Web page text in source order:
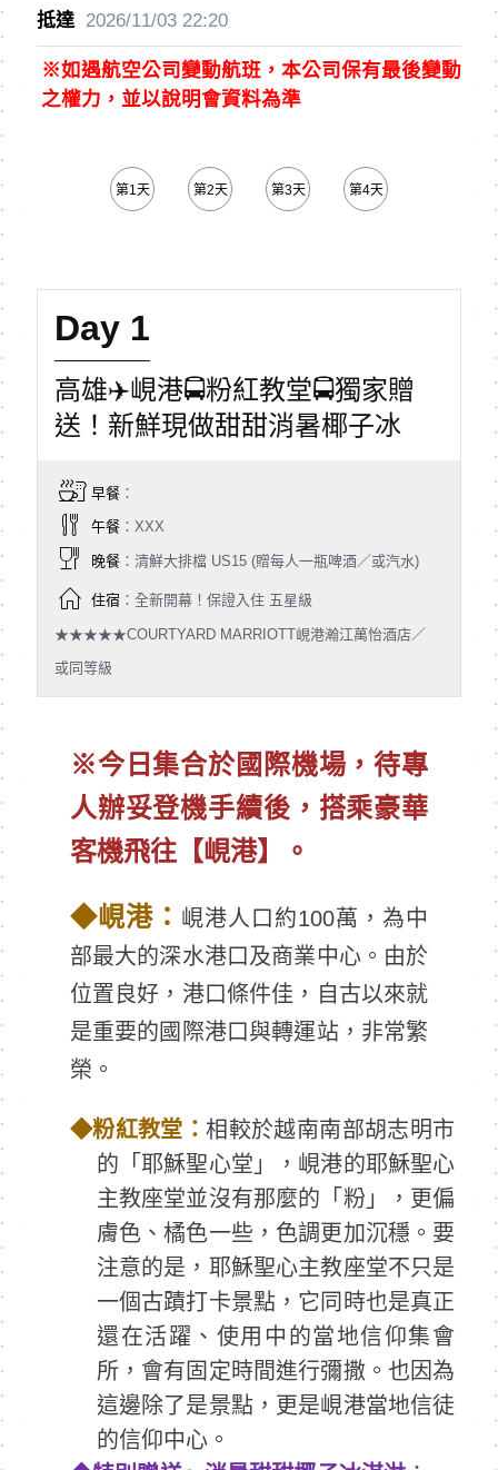
2026/11/0322:20
※如遇航空公司變動航班，本公司保有最後變動
之權力，並以說明會資料為準
第1天 第2天 第3天 第4天
Day 1
高雄✈️峴港🚍粉紅教堂🚍獨家贈
送！新鮮現做甜甜消暑椰子冰
早餐：
午餐：XXX
晚餐：清鮮大排檔 US15 (贈每人一瓶啤酒／或汽水)
住宿：全新開幕！保證入住 五星級
★★★★★COURTYARD MARRIOTT峴港瀚江萬怡酒店／
或同等級
※今日集合於國際機場，待專
人辦妥登機手續後，搭乘豪華
客機飛往【峴港】。
◆峴港： 峴港人口約100萬，為中
部最大的深水港口及商業中心。由於
位置良好，港口條件佳，自古以來就
是重要的國際港口與轉運站，非常繁
榮。
◆粉紅教堂：相較於越南南部胡志明市
的「耶穌聖心堂」，峴港的耶穌聖心
主教座堂並沒有那麼的「粉」，更偏
膚色、橘色一些，色調更加沉穩。要
注意的是，耶穌聖心主教座堂不只是
一個古蹟打卡景點，它同時也是真正
還在活躍、使用中的當地信仰集會
所，會有固定時間進行彌撒。也因為
這邊除了是景點，更是峴港當地信徒
的信仰中心。